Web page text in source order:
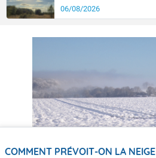
06/08/2026
COMMENT PRÉVOIT-ON LA